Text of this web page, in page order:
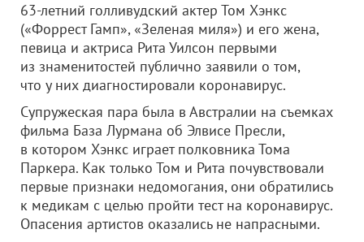
63-летний голливудский актер Том Хэнкс
(«Форрест Гамп», «Зеленая миля») и его жена,
певица и актриса Рита Уилсон первыми
из знаменитостей публично заявили о том,
что у них диагностировали коронавирус.
Супружеская пара была в Австралии на съемках
фильма База Лурмана об Элвисе Пресли,
в котором Хэнкс играет полковника Тома
Паркера. Как только Том и Рита почувствовали
первые признаки недомогания, они обратились
к медикам с целью пройти тест на коронавирус.
Опасения артистов оказались не напрасными.